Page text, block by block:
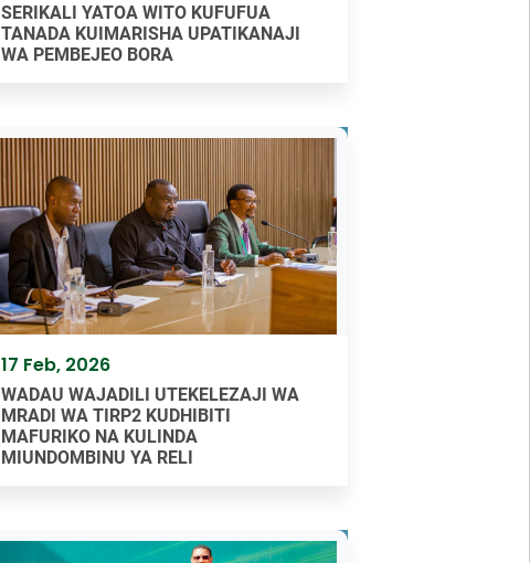
SERIKALI YATOA WITO KUFUFUA
TANADA KUIMARISHA UPATIKANAJI
WA PEMBEJEO BORA
17 Feb, 2026
WADAU WAJADILI UTEKELEZAJI WA
MRADI WA TIRP2 KUDHIBITI
MAFURIKO NA KULINDA
MIUNDOMBINU YA RELI